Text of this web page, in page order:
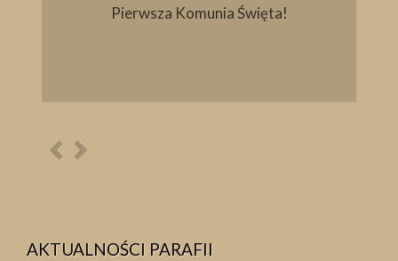
Poprzednia
Pierwsza Komunia Święta!
AKTUALNOŚCI PARAFII